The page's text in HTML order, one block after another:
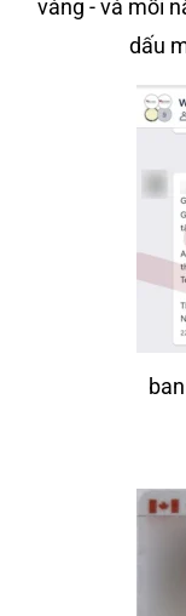
vàng - và mỗi
dấu